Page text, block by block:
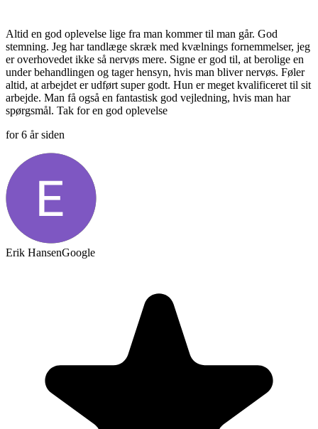
Altid en god oplevelse lige fra man kommer til man går. God
stemning. Jeg har tandlæge skræk med kvælnings fornemmelser, jeg
er overhovedet ikke så nervøs mere. Signe er god til, at berolige en
under behandlingen og tager hensyn, hvis man bliver nervøs. Føler
altid, at arbejdet er udført super godt. Hun er meget kvalificeret til sit
arbejde. Man få også en fantastisk god vejledning, hvis man har
spørgsmål. Tak for en god oplevelse
for 6 år siden
Erik HansenGoogle